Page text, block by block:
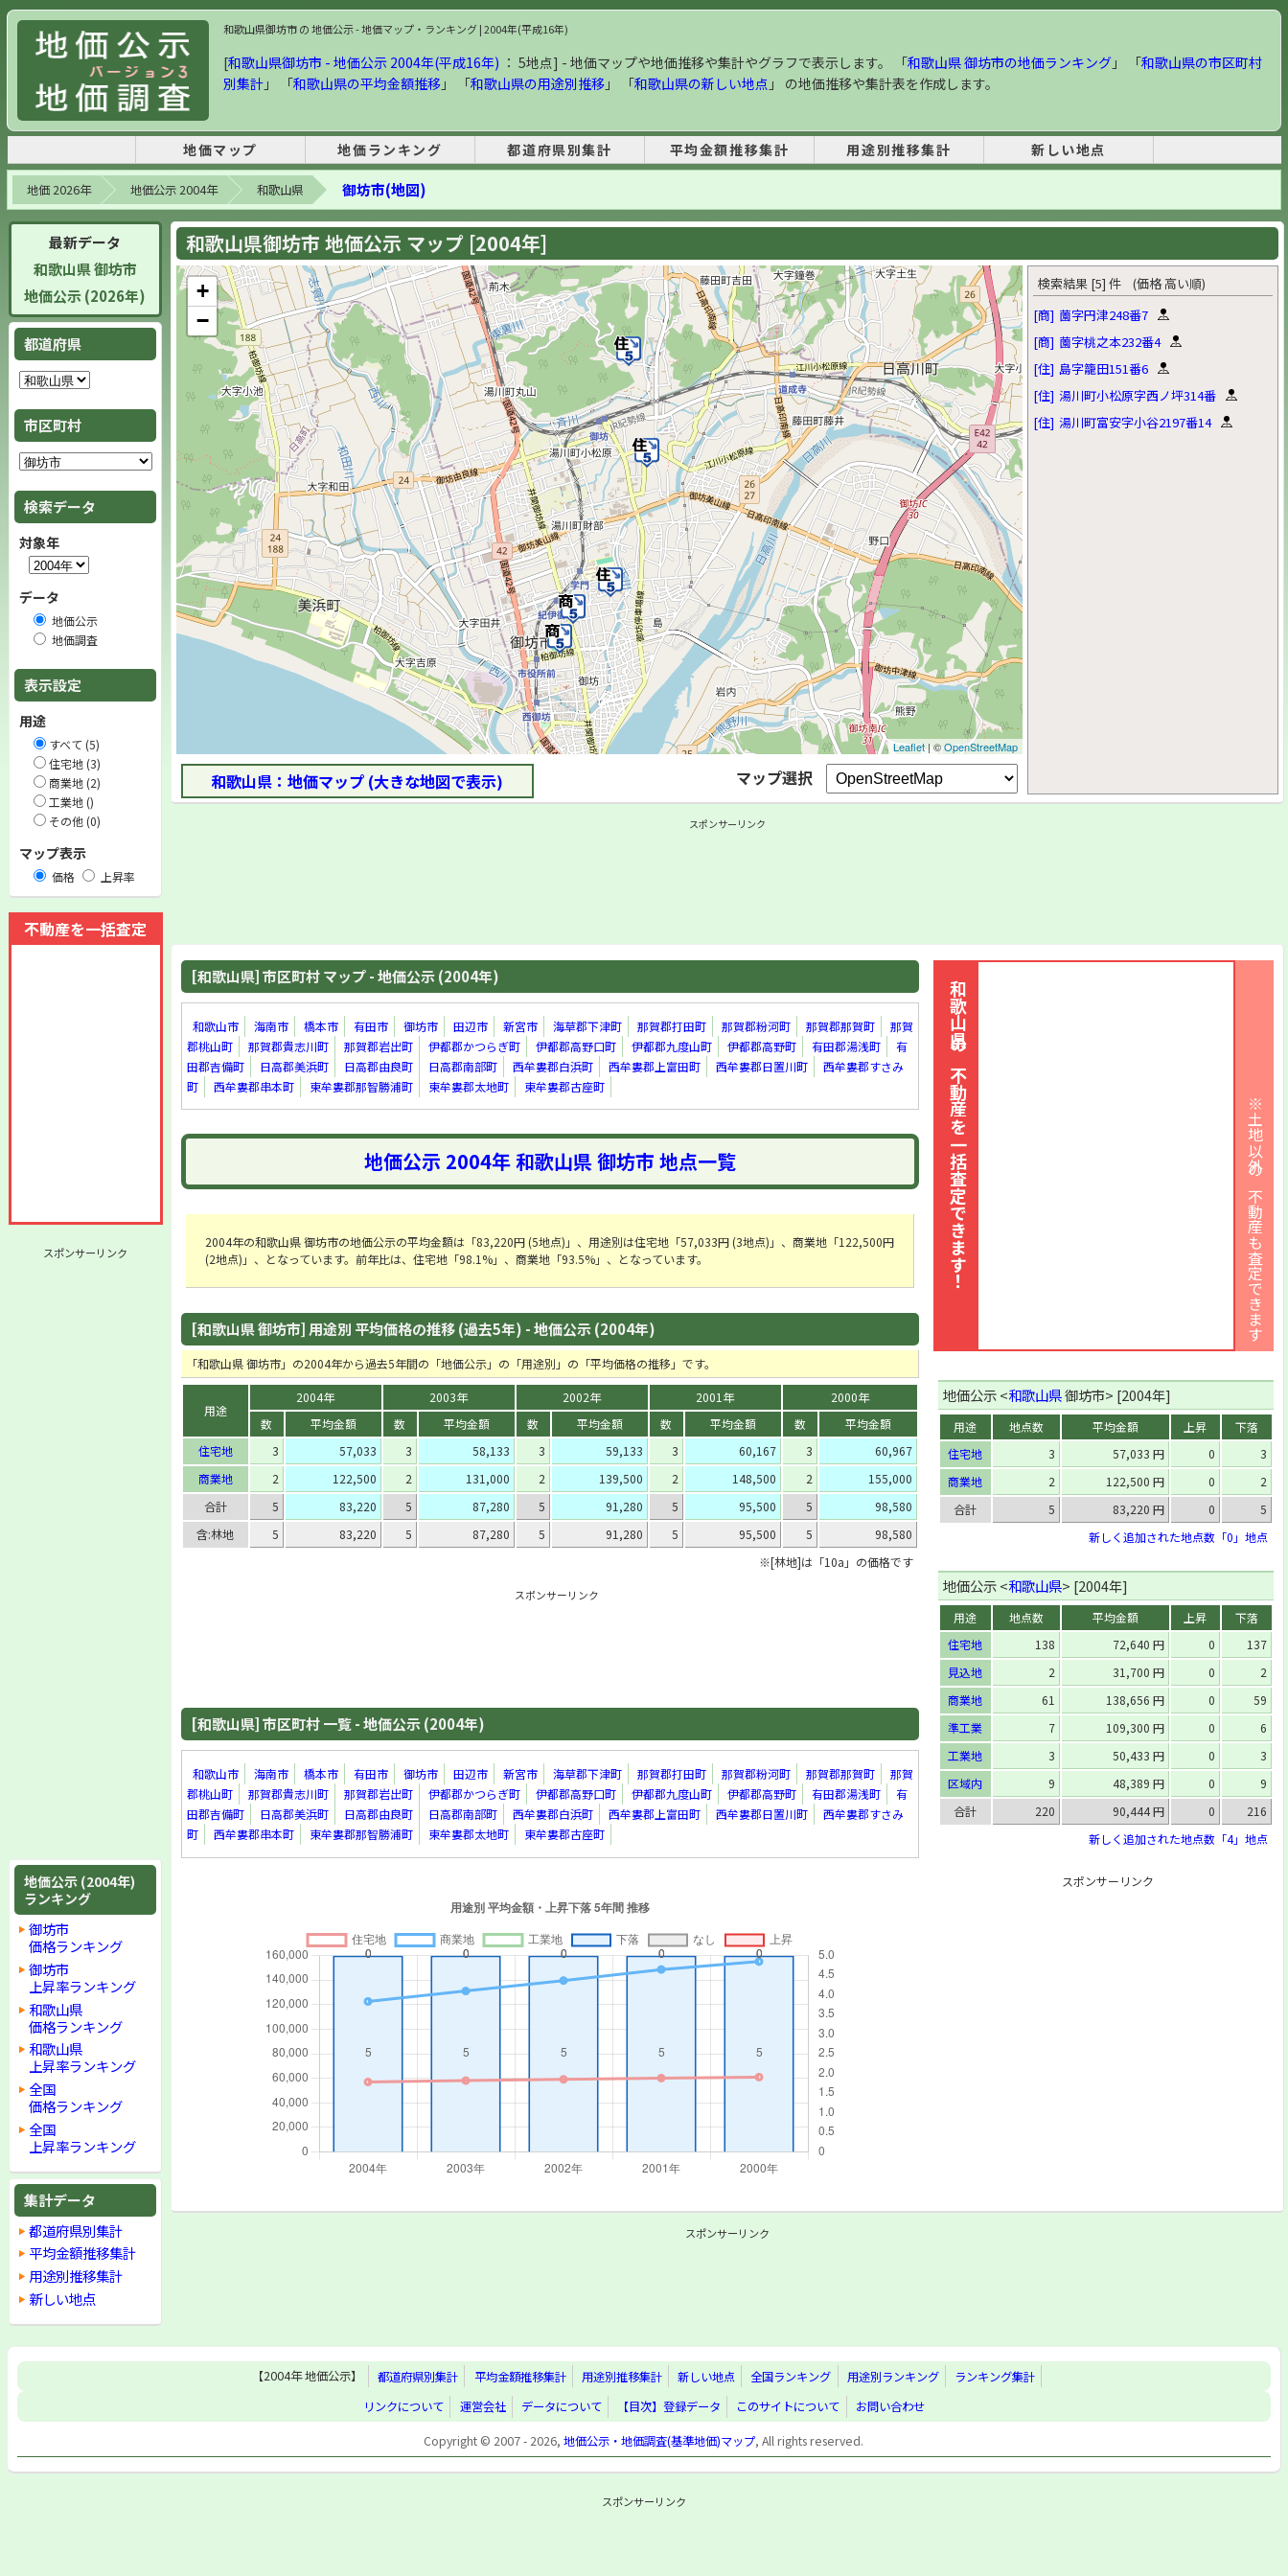
和歌山県御坊市 の 地価公示 - 地価マップ・ランキング | 2004年(平成16年)
[和歌山県御坊市 - 地価公示 2004年(平成16年) ： 5地点] - 地価マップや地価推移や集計やグラフで表示します。 「和歌山県 御坊市の地価ランキング」 「和歌山県の市区町村
別集計」 「和歌山県の平均金額推移」 「和歌山県の用途別推移」 「和歌山県の新しい地点 」 の地価推移や集計表を作成します。
地価マップ 地価ランキング 都道府県別集計 平均金額推移集計 用途別推移集計 新しい地点
地価 2026年 地価公示 2004年 和歌山県 御坊市(地図)
最新データ
和歌山県 御坊市
地価公示 (2026年)
都道府県
市区町村
検索データ
対象年
データ
地価公示
地価調査
表示設定
用途
すべて (5)
住宅地 (3)
商業地 (2)
工業地 ()
その他 (0)
マップ表示
価格 上昇率
不動産を一括査定
スポンサーリンク
地価公示 (2004年)
ランキング
御坊市
価格ランキング
御坊市
上昇率ランキング
和歌山県
価格ランキング
和歌山県
上昇率ランキング
全国
価格ランキング
全国
上昇率ランキング
集計データ
都道府県別集計
平均金額推移集計
用途別推移集計
新しい地点
和歌山県御坊市 地価公示 マップ [2004年]
+
−
Leaflet| ©OpenStreetMap
和歌山県：地価マップ (大きな地図で表示) マップ選択
検索結果 [5] 件 (価格 高い順)
[商] 薗字円津248番7
[商] 薗字桃之本232番4
[住] 島字籠田151番6
[住] 湯川町小松原字西ノ坪314番
[住] 湯川町富安字小谷2197番14
スポンサーリンク
[和歌山県] 市区町村 マップ - 地価公示 (2004年)
和歌山市 海南市 橋本市 有田市 御坊市 田辺市 新宮市 海草郡下津町 那賀郡打田町 那賀郡粉河町 那賀郡那賀町
那賀
郡桃山町
那賀郡貴志川町 那賀郡岩出町 伊都郡かつらぎ町 伊都郡高野口町 伊都郡九度山町 伊都郡高野町 有田郡湯浅町
有
田郡吉備町
日高郡美浜町 日高郡由良町 日高郡南部町 西牟婁郡白浜町 西牟婁郡上富田町 西牟婁郡日置川町
西牟婁郡すさみ
町
西牟婁郡串本町 東牟婁郡那智勝浦町 東牟婁郡太地町 東牟婁郡古座町
地価公示 2004年 和歌山県 御坊市 地点一覧
2004年の和歌山県 御坊市の地価公示の平均金額は「83,220円 (5地点)」、用途別は住宅地「57,033円 (3地点)」、商業地「122,500円
(2地点)」、となっています。前年比は、住宅地「98.1%」、商業地「93.5%」、となっています。
[和歌山県 御坊市] 用途別 平均価格の推移 (過去5年) - 地価公示 (2004年)
「和歌山県 御坊市」の2004年から過去5年間の「地価公示」の「用途別」の「平均価格の推移」です。
用途
2004年 2003年 2002年 2001年
2000年
数
平均金額 数 平均金額 数 平均金額 数 平均金額 数
平均金額
住宅地
3 57,033 3 58,133 3 59,133 3 60,167 3
60,967
商業地
2 122,500 2 131,000 2 139,500 2 148,500 2
155,000
合計
5 83,220 5 87,280 5 91,280 5 95,500 5
98,580
含:林地
5 83,220 5 87,280 5 91,280 5 95,500 5
98,580
※[林地]は「10a」の価格です
スポンサーリンク
[和歌山県] 市区町村 一覧 - 地価公示 (2004年)
和歌山市 海南市 橋本市 有田市 御坊市 田辺市 新宮市 海草郡下津町 那賀郡打田町 那賀郡粉河町 那賀郡那賀町
那賀
郡桃山町
那賀郡貴志川町 那賀郡岩出町 伊都郡かつらぎ町 伊都郡高野口町 伊都郡九度山町 伊都郡高野町 有田郡湯浅町
有
田郡吉備町
日高郡美浜町 日高郡由良町 日高郡南部町 西牟婁郡白浜町 西牟婁郡上富田町 西牟婁郡日置川町
西牟婁郡すさみ
町
西牟婁郡串本町 東牟婁郡那智勝浦町 東牟婁郡太地町 東牟婁郡古座町
和歌山県の不動産を一括査定できます！ ※土地以外の不動産も査定できます
地価公示 <和歌山県御坊市> [2004年]
用途 地点数 平均金額 上昇
下落
住宅地
3 57,033 円 0
3
商業地
2 122,500 円 0
2
合計
5 83,220 円 0
5
新しく追加された地点数「0」地点
地価公示 <和歌山県> [2004年]
用途 地点数 平均金額 上昇
下落
住宅地
138 72,640 円 0
137
見込地
2 31,700 円 0
2
商業地
61 138,656 円 0
59
準工業
7 109,300 円 0
6
工業地
3 50,433 円 0
3
区域内
9 48,389 円 0
9
合計
220 90,444 円 0
216
新しく追加された地点数「4」地点
スポンサーリンク
スポンサーリンク
【2004年 地価公示】 都道府県別集計 平均金額推移集計 用途別推移集計 新しい地点 全国ランキング 用途別ランキング
ランキング集計
リンクについて
運営会社 データについて 【目次】登録データ このサイトについて
お問い合わせ
Copyright © 2007 - 2026,地価公示・地価調査(基準地価)マップ, All rights reserved.
スポンサーリンク